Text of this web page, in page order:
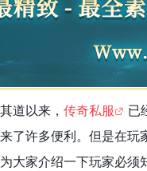
道以来， 传奇私服 已
了许多便利。但是在玩
大家介绍一下玩家必须